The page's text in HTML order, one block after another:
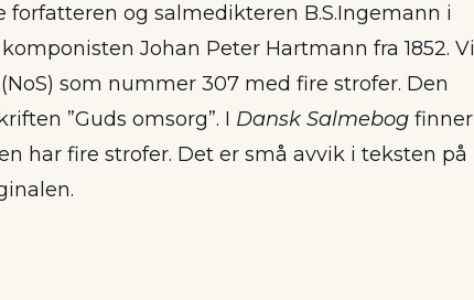
forfatteren og salmedikteren B.S.Ingemann i
Johan Peter Hartmann fra 1852. Vi
(NoS) som nummer 307 med fire strofer. Den
”Guds omsorg”. I Dansk Salmebog finner
har fire strofer. Det er små avvik i teksten på